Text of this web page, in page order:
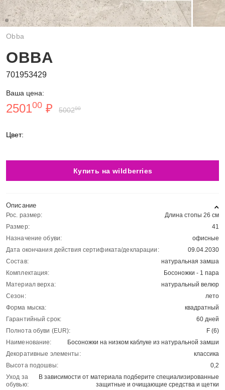
Obba
OBBA
701953429
Ваша цена:
250100 ₽ 500200
Цвет:
Купить на wildberries
Описание
Рос. размер:
Длина стопы 26 см
Размер:
41
Назначение обуви:
офисные
Дата окончания действия сертификата/декларации:
09.04.2030
Состав:
натуральная замша
Комплектация:
Босоножки - 1 пара
Материал верха:
натуральный велюр
Сезон:
лето
Форма мыска:
квадратный
Гарантийный срок:
60 дней
Полнота обуви (EUR):
F (6)
Наименование:
Босоножки на низком каблуке из натуральной замши
Декоративные элементы:
классика
Высота подошвы:
0,2
Уход за
обувью:
В зависимости от материала подберите специализированные
защитные и очищающие средства и щетки